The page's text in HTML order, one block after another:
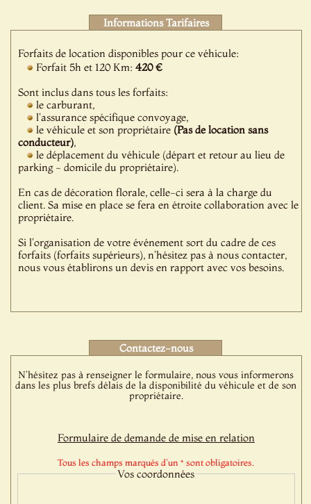
Informations Tarifaires
Forfaits de location disponibles pour ce véhicule:
Forfait 5h et 120 Km:420 €
Sont inclus dans tous les forfaits:
le carburant,
l'assurance spécifique convoyage,
le véhicule et son propriétaire (Pas de location sans
conducteur),
le déplacement du véhicule (départ et retour au lieu de
parking - domicile du propriétaire).
En cas de décoration florale, celle-ci sera à la charge du
client. Sa mise en place se fera en étroite collaboration avec le
propriétaire.
Si l'organisation de votre événement sort du cadre de ces
forfaits (forfaits supérieurs), n'hésitez pas à nous contacter,
nous vous établirons un devis en rapport avec vos besoins.
Contactez-nous
N'hésitez pas à renseigner le formulaire, nous vous informerons
dans les plus brefs délais de la disponibilité du véhicule et de son
propriétaire.
Formulaire de demande de mise en relation
Tous les champs marqués d'un * sont obligatoires.
Vos coordonnées